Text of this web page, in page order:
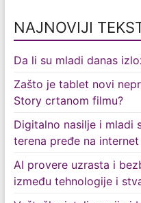
NAJNOVIJI
Da li su mladi danas
Zašto je tablet novi
Story crtanom filmu?
Digitalno nasilje i mladi
terena pređe na internet
AI provere uzrasta i
između tehnologije i